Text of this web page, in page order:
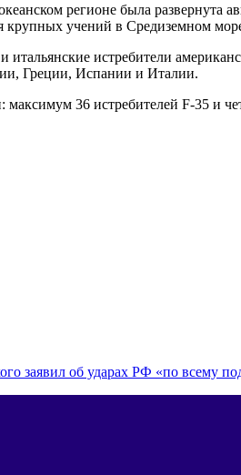
регионе была развернута
учений в Средиземном
истребители
Греции, Испании и Италии.
36 истребителей F-35 и
заявил об ударах РФ «по всему